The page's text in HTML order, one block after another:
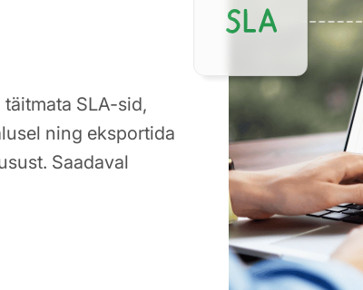
SLA-sid,
ning eksportida
Saadaval